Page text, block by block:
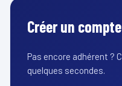
Créer un compte
Pas encore adhérent ?
quelques secondes.